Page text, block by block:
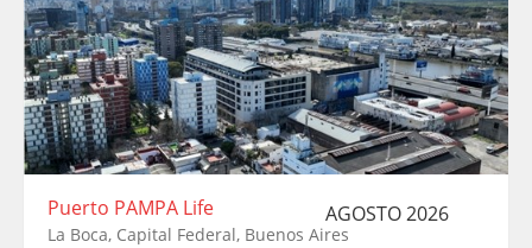
Puerto PAMPA Life AGOSTO 2026
La Boca, Capital Federal, Buenos Aires